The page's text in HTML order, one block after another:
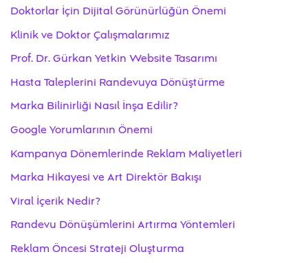
Doktorlar İçin Dijital Görünürlüğün Önemi
Klinik ve Doktor Çalışmalarımız
Prof. Dr. Gürkan Yetkin Website Tasarımı
Hasta Taleplerini Randevuya Dönüştürme
Marka Bilinirliği Nasıl İnşa Edilir?
Google Yorumlarının Önemi
Kampanya Dönemlerinde Reklam Maliyetleri
Marka Hikayesi ve Art Direktör Bakışı
Viral İçerik Nedir?
Randevu Dönüşümlerini Artırma Yöntemleri
Reklam Öncesi Strateji Oluşturma